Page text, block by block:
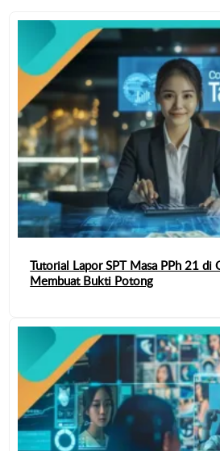
Tutorial Lapor SPT Masa PPh 21 di
Membuat Bukti Potong